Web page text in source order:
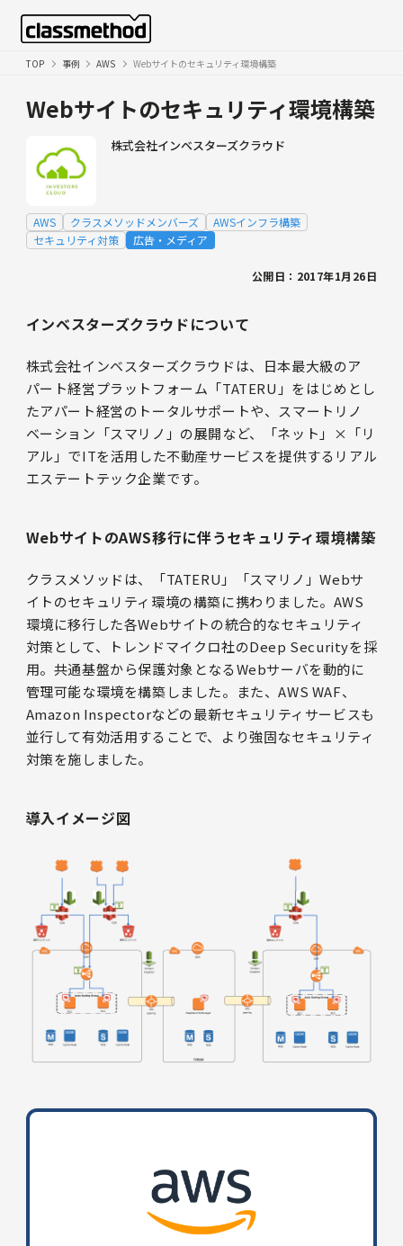
TOP 事例 AWS Webサイトのセキュリティ環境構築
Webサイトのセキュリティ環境構築
株式会社インベスターズクラウド
AWS クラスメソッドメンバーズ
AWSインフラ構築
セキュリティ対策
広告・メディア
公開日：2017年1月26日
インベスターズクラウドについて
株式会社インベスターズクラウドは、日本最大級のア
パート経営プラットフォーム「TATERU」をはじめとし
たアパート経営のトータルサポートや、スマートリノ
ベーション「スマリノ」の展開など、「ネット」×「リ
アル」でITを活用した不動産サービスを提供するリアル
エステートテック企業です。
WebサイトのAWS移行に伴うセキュリティ環境構築
クラスメソッドは、「TATERU」「スマリノ」Webサ
イトのセキュリティ環境の構築に携わりました。AWS
環境に移行した各Webサイトの統合的なセキュリティ
対策として、トレンドマイクロ社のDeep Securityを採
用。共通基盤から保護対象となるWebサーバを動的に
管理可能な環境を構築しました。また、AWS WAF、
Amazon Inspectorなどの最新セキュリティサービスも
並行して有効活用することで、より強固なセキュリティ
対策を施しました。
導入イメージ図